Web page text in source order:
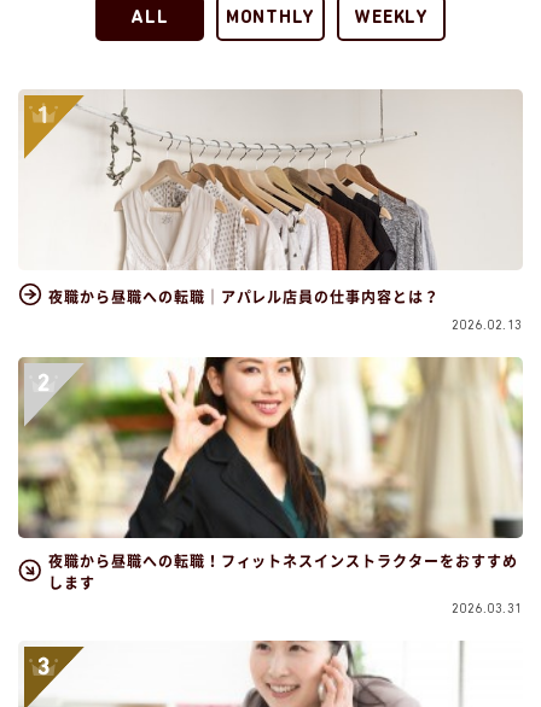
ALL MONTHLY WEEKLY
夜職から昼職への転職｜アパレル店員の仕事内容とは？
2026.02.13
夜職から昼職への転職！フィットネスインストラクターをおすすめ
します
2026.03.31